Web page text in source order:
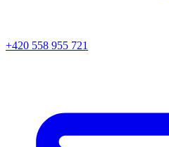
+420 558 955 721